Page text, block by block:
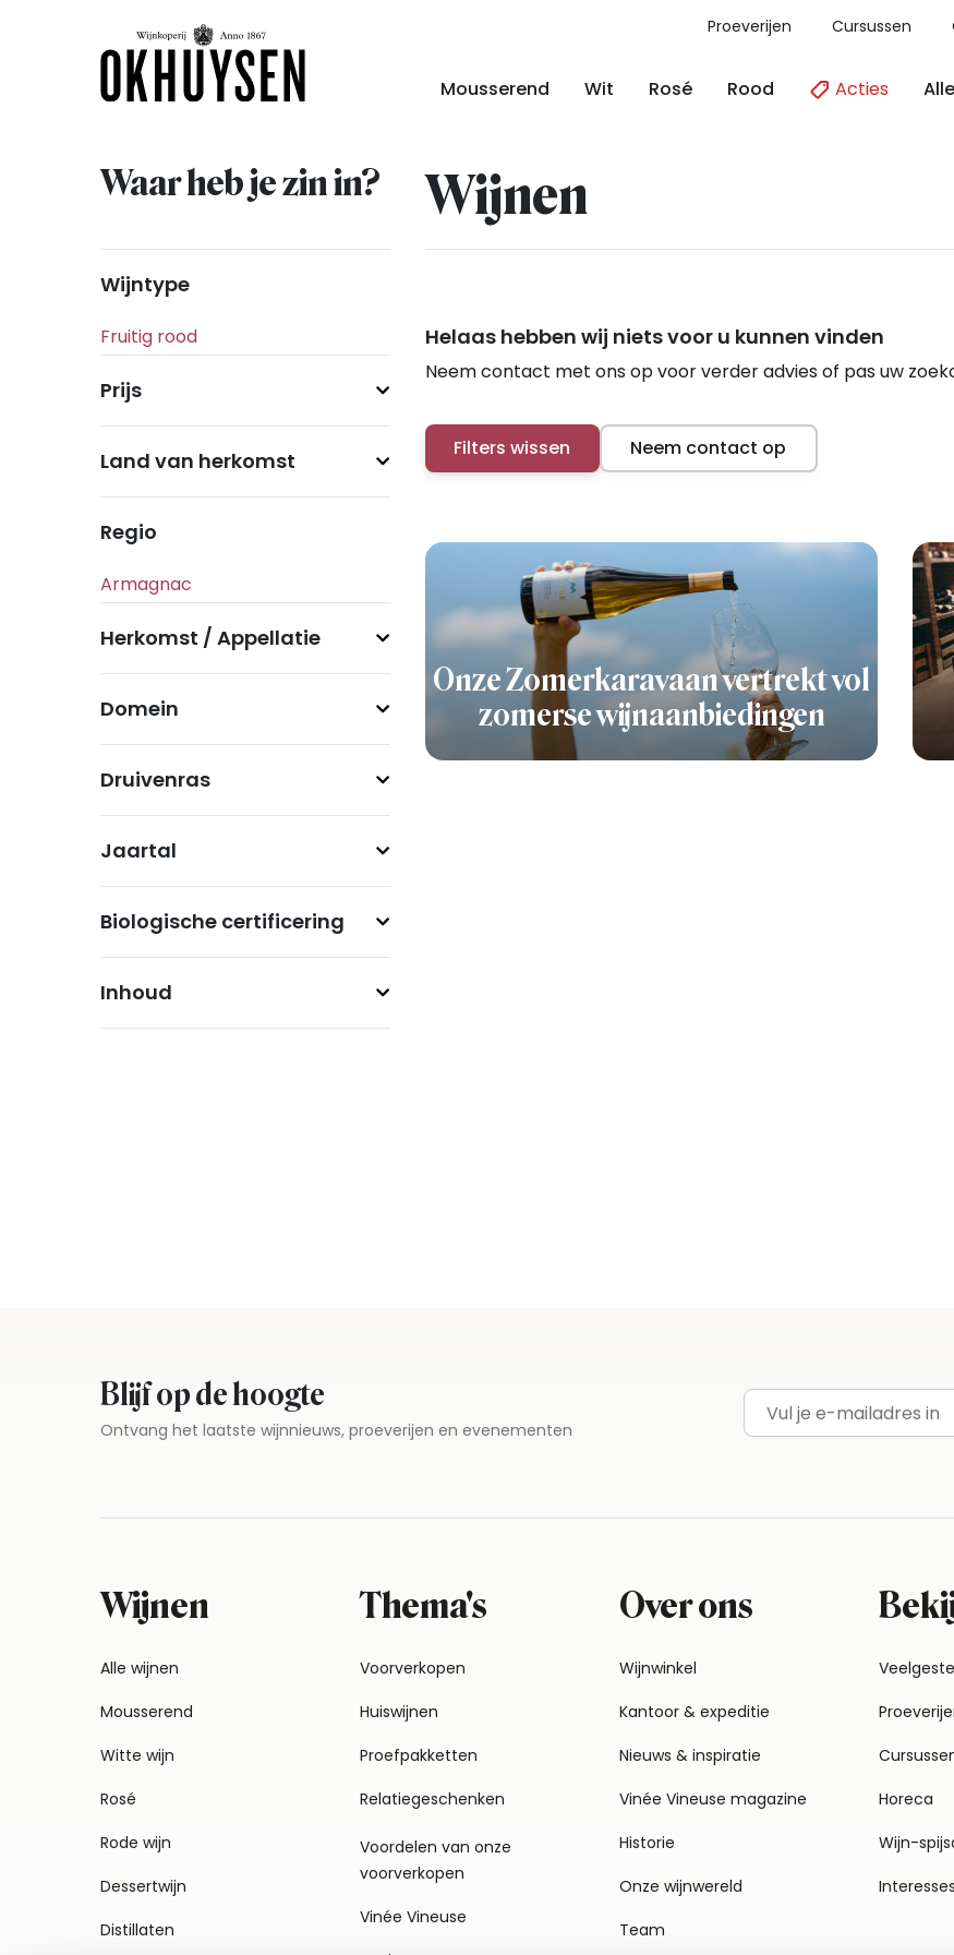
Proeverijen Cursussen
Mousserend Wit Rosé Rood Acties
Waar heb je zin in? Wijnen
Wijntype
Prijs
Land van herkomst
Regio
Herkomst / Appellatie
Domein
Druivenras
Jaartal
Biologische certificering
Inhoud
Helaas hebben wij niets voor u kunnen vinden
Neem contact met ons op voor verder advies of pas uw
Filters wissen Neem contact op
Onze Zomerkaravaan vertrekt vol
zomerse wijnaanbiedingen
Blijf op de hoogte
Ontvang het laatste wijnnieuws, proeverijen en evenementen E-mailadres
Wijnen
Alle wijnen
Mousserend
Witte wijn
Rosé
Rode wijn
Dessertwijn
Distillaten
Thema's
Voorverkopen
Huiswijnen
Proefpakketten
Relatiegeschenken
Voordelen van onze
voorverkopen
Vinée Vineuse
Over ons
Wijnwinkel
Kantoor & expeditie
Nieuws & inspiratie
Vinée Vineuse magazine
Historie
Onze wijnwereld
Team
Horeca
Wijn-
Interesses